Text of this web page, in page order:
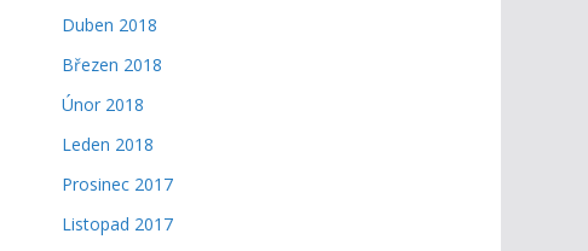
Duben 2018
Březen 2018
Únor 2018
Leden 2018
Prosinec 2017
Listopad 2017